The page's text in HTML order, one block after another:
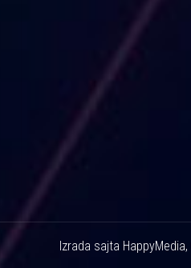
Izrada sajta HappyMedia,